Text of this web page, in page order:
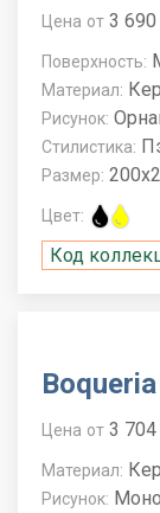
Цена от 3 690
Поверхность:
Материал:
Рисунок:
Стилистика:
Размер:
Цвет:
Код
Boqueria
Цена от 3 704
Материал:
Рисунок: